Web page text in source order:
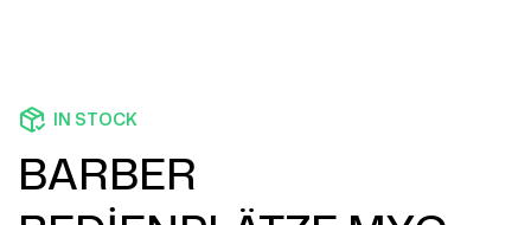
IN STOCK
BARBER